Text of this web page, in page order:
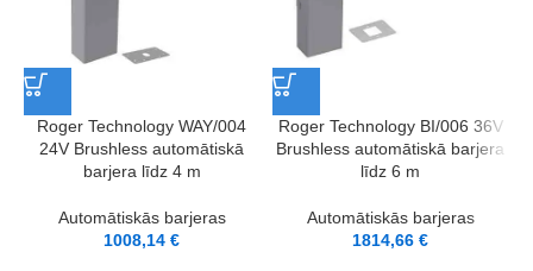
Roger Technology WAY/004
24V Brushless automātiskā
barjera līdz 4 m
Automātiskās barjeras
1008,14€
Roger Technology BI/006 36V
Brushless automātiskā barjera
līdz 6 m
Automātiskās barjeras
1814,66€